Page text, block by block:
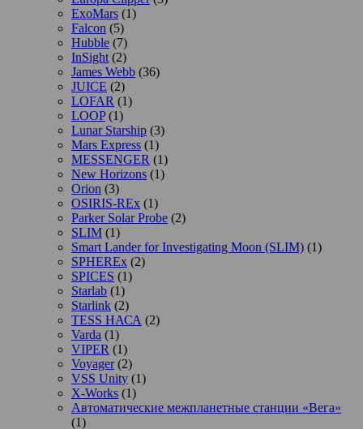
ExoMars (1)
Falcon (5)
Hubble (7)
InSight (2)
James Webb (36)
JUICE (2)
LOFAR (1)
LOOP(1)
Lunar Starship (3)
Mars Express (1)
MESSENGER (1)
New Horizons (1)
Orion (3)
OSIRIS-REx (1)
Parker Solar Probe (2)
SLIM (1)
Smart Lander for Investigating Moon (SLIM) (1)
SPHEREx (2)
SPICES (1)
Starlab (1)
Starlink (2)
TESS НАСА (2)
Varda (1)
VIPER (1)
Voyager(2)
VSS Unity (1)
X-Works (1)
Автоматические межпланетные станции «Вега»
(1)